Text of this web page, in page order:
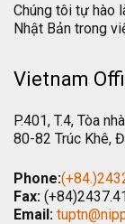
Chúng tôi tự hào
Nhật Bản trong
Vietnam
P.401, T.4, Tòa
80-82 Trúc Khê,
Phone:
Fax:
Email: